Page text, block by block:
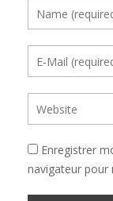
Enregistrer
navigateur pour